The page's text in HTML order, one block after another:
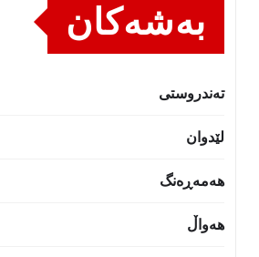
بەشەکان
تەندروستى
لێدوان
هەمەڕەنگ
هەواڵ